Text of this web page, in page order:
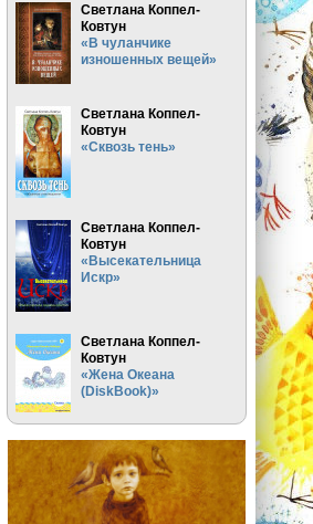
Светлана Коппел-
Ковтун
«В чуланчике
изношенных вещей»
Светлана Коппел-
Ковтун
«Сквозь тень»
Светлана Коппел-
Ковтун
«Высекательница
Искр»
Светлана Коппел-
Ковтун
«Жена Океана
(DiskBook)»